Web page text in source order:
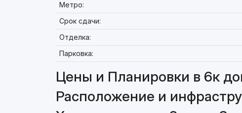
Метро:
Срок сдачи:
Отделка:
Парковка:
Цены и Планировки в 6к
Расположение и